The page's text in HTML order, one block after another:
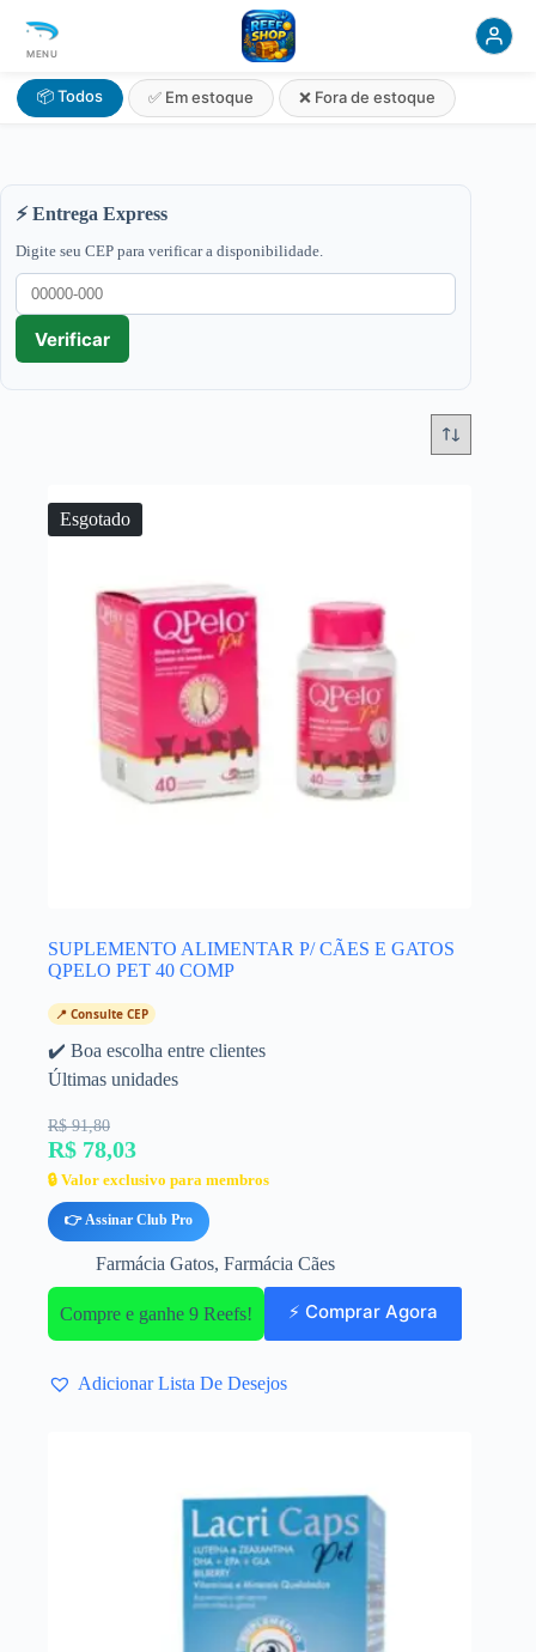
MENU
📦 Todos ✅ Em estoque ❌ Fora de estoque
⚡ Entrega Express
Digite seu CEP para verificar a disponibilidade.
Verificar
Esgotado
SUPLEMENTO ALIMENTAR P/ CÃES E GATOS
QPELO PET 40 COMP
📍 Consulte CEP
✔️ Boa escolha entre clientes
Últimas unidades
R$ 91,80
R$ 78,03
🔒 Valor exclusivo para membros
👉 Assinar Club Pro
Farmácia Gatos, Farmácia Cães
Compre e ganhe 9 Reefs! ⚡ Comprar Agora
Adicionar Lista De Desejos